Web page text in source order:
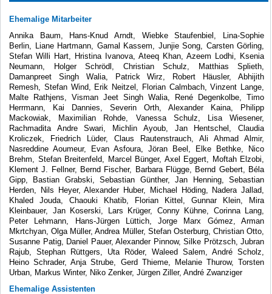
Ehemalige Mitarbeiter
Annika Baum, Hans-Knud Arndt, Wiebke Staufenbiel, Lina-Sophie
Berlin, Liane Hartmann, Gamal Kassem, Junjie Song, Carsten Görling,
Stefan Willi Hart, Hristina Ivanova, Ateeq Khan, Azeem Lodhi, Ksenia
Neumann, Holger Schrödl, Christian Schulz, Matthias Splieth,
Damanpreet Singh Walia, Patrick Wirz, Robert Häusler, Abhijith
Remesh, Stefan Wind, Erik Neitzel, Florian Calmbach, Vinzent Lange,
Malte Rathjens, Visman Jeet Singh Walia, René Degenkolbe, Timo
Herrmann, Kai Dannies, Severin Orth, Alexander Kaina, Philipp
Mackowiak, Maximilian Rohde, Vanessa Schulz, Lisa Wiesener,
Rachmadita Andre Swari, Michlin Ayoub, Jan Hentschel, Claudia
Kroliczek, Friedrich Lüder, Claus Rautenstrauch, Ali Ahmad Almir,
Nasreddine Aoumeur, Evan Asfoura, Jöran Beel, Elke Bethke, Nico
Brehm, Stefan Breitenfeld, Marcel Bünger, Axel Eggert, Moftah Elzobi,
Klement J. Fellner, Bernd Fischer, Barbara Flügge, Bernd Gebert, Béla
Gipp, Bastian Grabski, Sebastian Günther, Jan Henning, Sebastian
Herden, Nils Heyer, Alexander Huber, Michael Höding, Nadera Jallad,
Khaled Jouda, Chaouki Khatib, Florian Kittel, Gunnar Klein, Mira
Kleinbauer, Jan Koserski, Lars Krüger, Conny Kühne, Corinna Lang,
Peter Lehmann, Hans-Jürgen Lüttich, Jorge Marx Gómez, Arman
Mkrtchyan, Olga Müller, Andrea Müller, Stefan Osterburg, Christian Otto,
Susanne Patig, Daniel Pauer, Alexander Pinnow, Silke Prötzsch, Jubran
Rajub, Stephan Rüttgers, Uta Röder, Waleed Salem, André Scholz,
Heino Schrader, Anja Strube, Gerd Thieme, Melanie Thurow, Torsten
Urban, Markus Winter, Niko Zenker, Jürgen Ziller, André Zwanziger
Ehemalige Assistenten